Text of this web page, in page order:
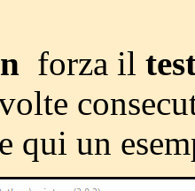
forza il
qui un